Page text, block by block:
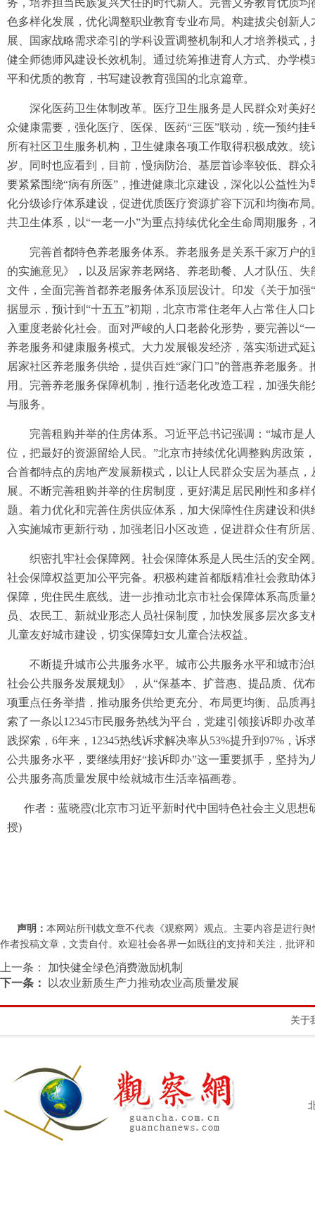
务，培养担当民族复兴大任的时代新人。完善义务教育优质
色多样化发展，优化调整职业教育专业布局。构建拔尖创新
展、国家战略需求牵引的学科设置调整机制和人才培养模式
健全师德师风建设长效机制。通过统筹推进育人方式、办学
平和优质的教育，书写建设教育强国的北京篇章。
深化医药卫生体制改革。医疗卫生服务是人民群众对美好
众健康需要，强化医疗、医保、医药“三医”联动，统一预约
所有社区卫生服务机构，卫生健康各项工作取得积极成效。
岁。同时也应看到，目前，慢病防治、基层首诊率较低、群
要紧紧围绕“病有所医”，推进健康北京建设，深化以公益性
化分级诊疗体系建设，促进优质医疗资源扩容下沉和均衡布
共卫生体系，以“一老一小”为重点持续优化全生命周期服务
完善首都特色养老服务体系。养老服务是关系千家万户的
的实施意见》，以及居家养老网络、养老助餐、人才队伍、
文件，全面完善首都养老服务体系顶层设计。印发《关于加
据显示，预计到“十五五”初期，北京市常住老年人占常住人
入重度老龄化社会。面对严峻的人口老龄化形势，要完善以“
养老服务和健康服务模式。大力发展银发经济，落实渐进式
居家社区养老服务供给，提供百姓“家门口”的普惠养老服务
用。完善养老服务保障机制，推行适老化改造工程，加强失
与服务。
完善租购并举的住房体系。习近平总书记强调：“城市是
位，把最好的资源留给人民。”北京市持续优化调整购房政策
合首都特点的房地产发展新模式，以让人民群众安居为基点
展。不断完善租购并举的住房制度，更好满足居民刚性和多
题。着力优化和完善住房供应体系，加大保障性住房建设和
入实施城市更新行动，加强老旧小区改造，促进群众住有所居
织密扎牢社会保障网。社会保障体系是人民生活的安全网
社会保障权益更加公平完备。积极构建首都版精准社会救助
保障，兜住民生底线。进一步推动北京市社会保障体系高质
员、农民工、新就业形态人员社保制度，加快发展多层次多
儿童友好城市建设，切实保障妇女儿童合法权益。
不断提升城市公共服务水平。城市公共服务水平和城市治
社会公共服务发展规划》，从“保基本、扩普惠、提品质、优
项重点任务举措，推动服务供给更充分、布局更均衡、品质
索了一条以12345市民服务热线为平台，党建引领接诉即办
践探索，6年来，12345热线诉求解决率从53%提升到97%，
公共服务水平，要继续用好“接诉即办”这一重要抓手，坚持
公共服务高质量发展中绘就城市生活幸福画卷。
作者：蓝晓霞(北京市习近平新时代中国特色社会主义思想
授)
声明： 本网站所刊载文章不代表《观察网》观点。主要内容是进行
作者投稿文章，文责自付。欢迎社会各界一如既往的支持和关注，批评和
上一条：
加快健全绿色消费激励机制
下一条：
以农业新质生产力推动农业高质量发展
关于